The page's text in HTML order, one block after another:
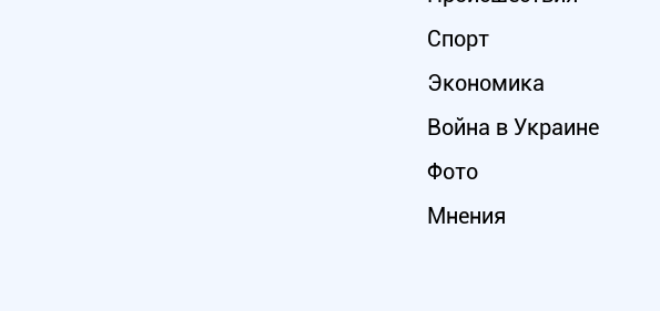
Спорт
Экономика
Война в Украине
Фото
Мнения